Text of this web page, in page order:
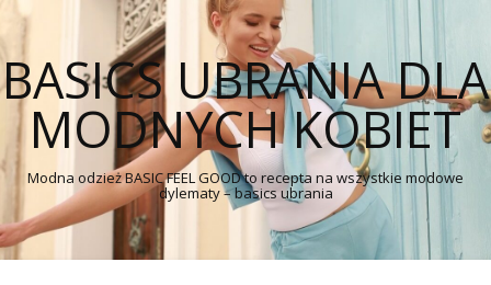
BASICS UBRANIA DLA
MODNYCH KOBIET
Modna odzież BASIC FEEL GOOD to recepta na wszystkie modowe
dylematy – basics ubrania